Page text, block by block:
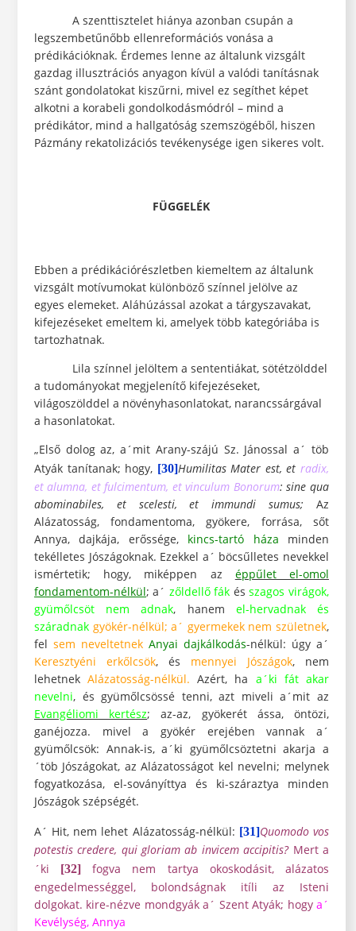
A szenttisztelet hiánya azonban csupán a
legszembetűnőbb ellenreformációs vonása a
prédikációknak. Érdemes lenne az általunk vizsgált
gazdag illusztrációs anyagon kívül a valódi tanításnak
szánt gondolatokat kiszűrni, mivel ez segíthet képet
alkotni a korabeli gondolkodásmódról – mind a
prédikátor, mind a hallgatóság szemszögéből, hiszen
Pázmány rekatolizációs tevékenysége igen sikeres volt.
FÜGGELÉK
Ebben a prédikációrészletben kiemeltem az általunk
vizsgált motívumokat különböző színnel jelölve az
egyes elemeket. Aláhúzással azokat a tárgyszavakat,
kifejezéseket emeltem ki, amelyek több kategóriába is
tartozhatnak.
Lila színnel jelöltem a sententiákat, sötétzölddel
a tudományokat megjelenítő kifejezéseket,
világoszölddel a növényhasonlatokat, narancssárgával
a hasonlatokat.
„Első dolog az, a´mit Arany-szájú Sz. Jánossal a´ töb
Atyák tanítanak; hogy, [30]Humilitas Mater est, et radix,
et alumna, et fulcimentum, et vinculum Bonorum: sine qua
abominabiles, et scelesti, et immundi sumus; Az
Alázatosság, fondamentoma, gyökere, forrása, sőt
Annya, dajkája, erőssége, kincs-tartó háza minden
tekélletes Jószágoknak. Ezekkel a´ böcsűlletes nevekkel
ismértetik; hogy, miképpen az éppűlet el-omol
fondamentom-nélkül; a´ zőldellő fák ésszagos virágok,
gyümőlcsöt nem adnak, hanem el-hervadnak és
száradnak gyökér-nélkül; a´ gyermekek nem születnek,
fel sem neveltetnek Anyai dajkálkodás-nélkül: úgy a´
Keresztyéni erkőlcsök, és mennyei Jószágok, nem
lehetnekAlázatosság-nélkül. Azért, ha a´ki fát akar
nevelni, és gyümőlcsössé tenni, azt miveli a´mit az
Evangéliomi kertész; az-az, gyökerét ássa, öntözi,
ganéjozza. mivel a gyökér erejében vannak a´
gyümőlcsök: Annak-is, a´ki gyümőlcsöztetni akarja a
´töb Jószágokat, az Alázatosságot kel nevelni; melynek
fogyatkozása, el-soványíttya és ki-száraztya minden
Jószágok szépségét.
A´ Hit, nem lehet Alázatosság-nélkül: [31]Quomodo vos
potestis credere, qui gloriam ab invicem accipitis? Mert a
´ki
[32] fogva nem tartya okoskodásit, alázatos
engedelmességgel, bolondságnak itíli az Isteni
dolgokat. kire-nézve mondgyák a´ Szent Atyák; hogy a´
Kevélység, Annya